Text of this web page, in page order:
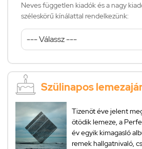
Neves független kiadók és a nagy
széleskörű kínálattal rendelkezünk:
Szülinapos
Tizenöt éve jelent
ötödik lemeze, a
év egyik kimagasló
remek hallgatnivaló,